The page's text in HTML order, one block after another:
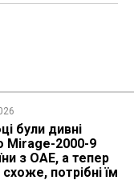
були дивні
Mirage-2000-9
з ОАЕ, а тепер
схоже, потрібні їм